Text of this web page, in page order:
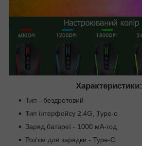
Характеристики:
Тип - бездротовий
Тип інтерфейсу 2.4G, Type-c
Заряд батареї - 1000 мА-год
Роз'єм для зарядки - Type-C